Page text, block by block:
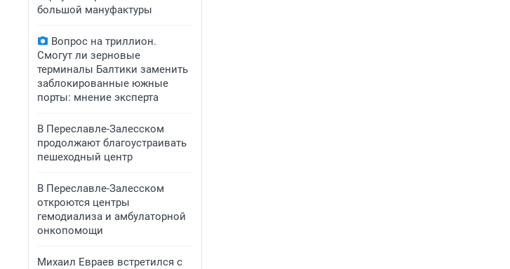
большой мануфактуры
Вопрос на триллион.
Смогут ли зерновые
терминалы Балтики заменить
заблокированные южные
порты: мнение эксперта
В Переславле-Залесском
продолжают благоустраивать
пешеходный центр
​​​​В Переславле-Залесском
откроются центры
гемодиализа и амбулаторной
онкопомощи
Михаил Евраев встретился с